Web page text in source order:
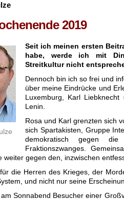
2019
Seit ich meinen ersten
habe, werde ich mit
Streitkultur nicht
Dennoch bin ich so frei und
über meine Eindrücke und
Luxemburg, Karl
Lenin.
Rosa und Karl grenzten sich
sich Spartakisten, Gruppe
demokratisch gegen die
Fraktionszwanges.
weiter gegen den, inzwischen
die Herren des Krieges, der
und nicht nur seine
Sonnabend Besucher einer